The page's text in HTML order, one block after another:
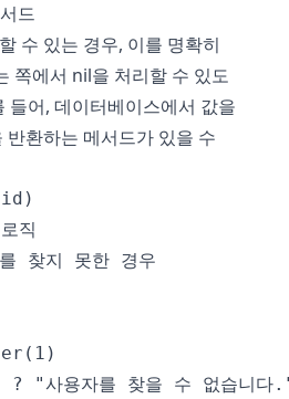
드
수 있는 경우, 이를 명확히
쪽에서 nil을 처리할 수 있도
들어, 데이터베이스에서 값을
환하는 메서드가 있을 수
직
찾지 못한 경우